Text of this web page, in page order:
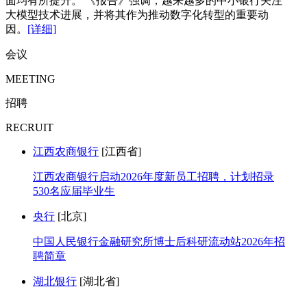
大模型技术进展，并将其作为推动数字化转型的重要动
因。 [详细]
会议
MEETING
招聘
RECRUIT
江西农商银行 [江西省]
江西农商银行启动2026年度新员工招聘，计划招录
530名应届毕业生
央行 [北京]
中国人民银行金融研究所博士后科研流动站2026年招
聘简章
湖北银行 [湖北省]